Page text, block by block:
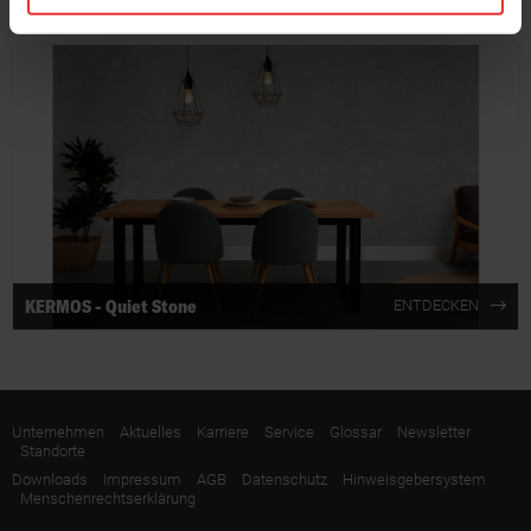
KERMOS - Natural Marble
KERMOS - Quiet Stone ENTDECKEN
Unternehmen Aktuelles Karriere Service Glossar
Newsletter
Standorte
Downloads
Impressum AGB Datenschutz
Hinweisgebersystem
Menschenrechtserklärung